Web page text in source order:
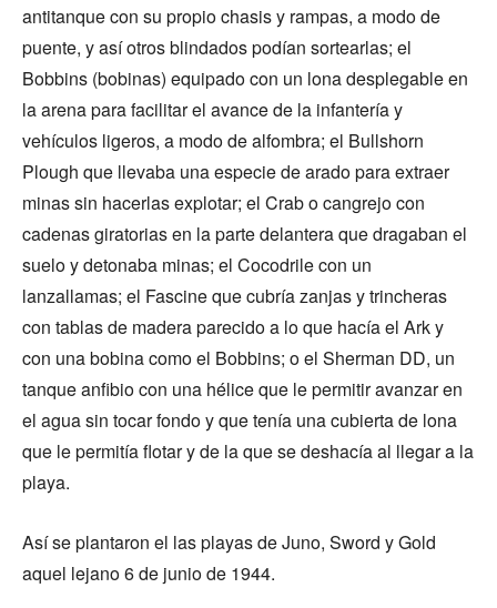
antitanque con su propio chasis y rampas, a modo de
puente, y así otros blindados podían sortearlas; el
Bobbins (bobinas) equipado con un lona desplegable en
la arena para facilitar el avance de la infantería y
vehículos ligeros, a modo de alfombra; el Bullshorn
Plough que llevaba una especie de arado para extraer
minas sin hacerlas explotar; el Crab o cangrejo con
cadenas giratorias en la parte delantera que dragaban el
suelo y detonaba minas; el Cocodrile con un
lanzallamas; el Fascine que cubría zanjas y trincheras
con tablas de madera parecido a lo que hacía el Ark y
con una bobina como el Bobbins; o el Sherman DD, un
tanque anfibio con una hélice que le permitir avanzar en
el agua sin tocar fondo y que tenía una cubierta de lona
que le permitía flotar y de la que se deshacía al llegar a la
playa.
Así se plantaron el las playas de Juno, Sword y Gold
aquel lejano 6 de junio de 1944.